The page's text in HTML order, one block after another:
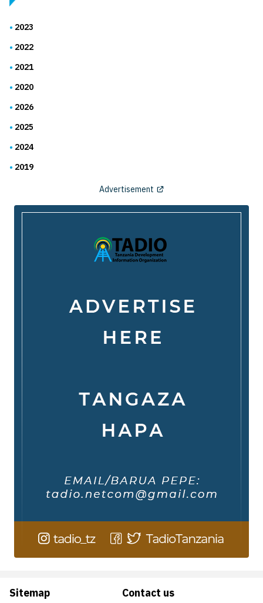
2023
2022
2021
2020
2026
2025
2024
2019
Advertisement
Sitemap Contact us